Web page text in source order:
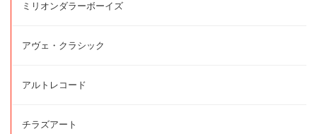
ミリオンダラーボーイズ
アヴェ・クラシック
アルトレコード
チラズアート